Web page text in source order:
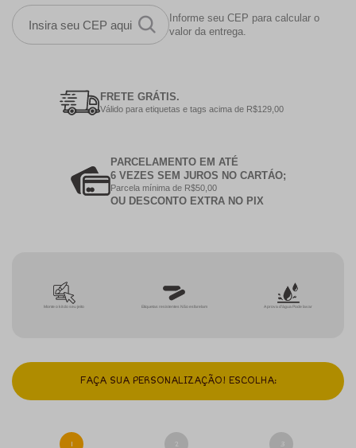
Informe seu CEP para calcular o
valor da entrega.
FRETE GRÁTIS.
Válido para etiquetas e tags acima de R$129,00
PARCELAMENTO EM ATÉ
6 VEZES SEM JUROS NO CARTÁO;
Parcela mínima de R$50,00
OU DESCONTO EXTRA NO PIX
Monte o kit do seu jeito Etiquetas resistentes Não esfarelam A prova d'água Pode lavar
FAÇA SUA PERSONALIZAÇÃO! ESCOLHA:
1 2 3